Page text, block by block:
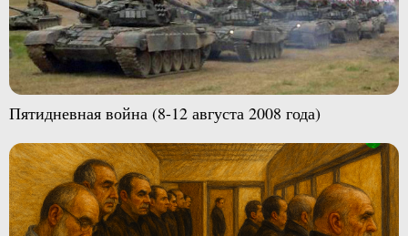
Пятидневная война (8-12 августа 2008 года)